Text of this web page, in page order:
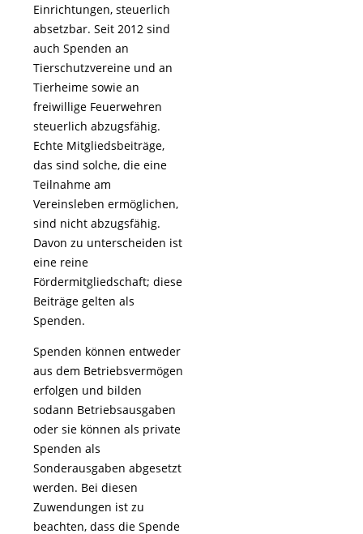
Einrichtungen, steuerlich
absetzbar. Seit 2012 sind
auch Spenden an
Tierschutzvereine und an
Tierheime sowie an
freiwillige Feuerwehren
steuerlich abzugsfähig.
Echte Mitgliedsbeiträge,
das sind solche, die eine
Teilnahme am
Vereinsleben ermöglichen,
sind nicht abzugsfähig.
Davon zu unterscheiden ist
eine reine
Fördermitgliedschaft; diese
Beiträge gelten als
Spenden.
Spenden können entweder
aus dem Betriebsvermögen
erfolgen und bilden
sodann Betriebsausgaben
oder sie können als private
Spenden als
Sonderausgaben abgesetzt
werden. Bei diesen
Zuwendungen ist zu
beachten, dass die Spende